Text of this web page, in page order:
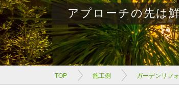
アプローチの先は
TOP 施工例 ガーデンリフ